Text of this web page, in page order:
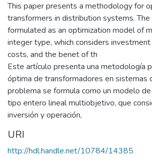
This paper presents a methodology for
transformers in distribution systems.
formulated as an optimization model of
integer type, which considers
costs, and the benet of th
Este artículo presenta una metodología
óptima de transformadores en sistemas
problema se formula como un modelo
tipo entero lineal multiobjetivo, que
inversión y operación,
URI
http://hdl.handle.net/10784/14385